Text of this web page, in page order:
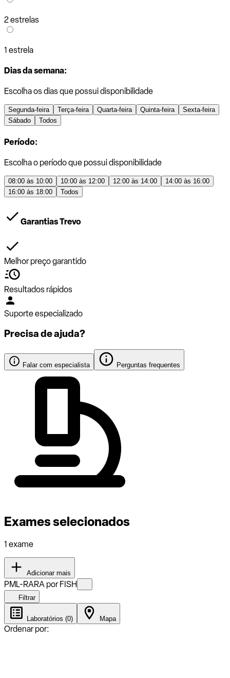
2 estrelas
1 estrela
Dias da semana:
Escolha os dias que possui disponibilidade
Segunda-feira Terça-feira Quarta-feira Quinta-feira
Sexta-feira
Sábado
Todos
Período:
Escolha o período que possui disponibilidade
08:00 às 10:00 10:00 às 12:00 12:00 às 14:00
14:00 às 16:00
16:00 às 18:00
Todos
Garantias Trevo
Melhor preço garantido
Resultados rápidos
Suporte especializado
Precisa de ajuda?
Falar com especialista Perguntas frequentes
Exames selecionados
1 exame
Adicionar mais
PML-RARA por FISH
Filtrar
Laboratórios (0) Mapa
Ordenar por: